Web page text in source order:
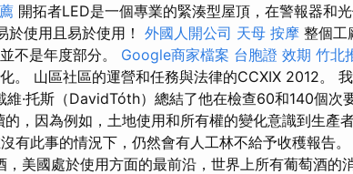
開拓者LED是一個專業的緊湊型屋頂，在警報器和
於使用且易於使用！ 外國人開公司 天母 按摩 整個工
不是年度部分。 Google商家檔案 台胞證 效期 竹北
。 山區社區的運營和任務與法律的CCXIX 2012。
·托斯（DavidTóth）總結了他在檢查60和140個次
，因為例如，土地使用和所有權的變化意識到生產
有此事的情況下，仍然會有人工林不給予收穫報告。
美國處於使用方面的最前沿，世界上所有葡萄酒的